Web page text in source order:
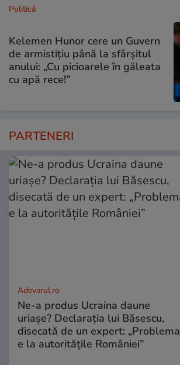
Politică
Kelemen Hunor cere un Guvern
de armistițiu până la sfârșitul
anului: „Cu picioarele în găleata
cu apă rece!”
PARTENERI
Adevarul.ro
Ne-a produs Ucraina daune
uriașe? Declarația lui Băsescu,
disecată de un expert: „Problema
e la autoritățile României”